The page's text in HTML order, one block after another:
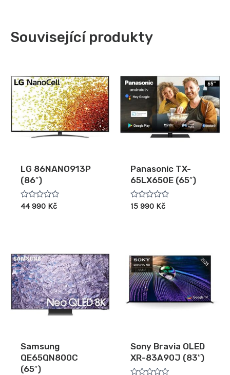
Související produkty
LG 86NANO913P
(86″)
Hodnocení
44 990 Kč
Panasonic TX-
65LX650E (65″)
Hodnocení
15 990 Kč
Samsung
QE65QN800C
(65″)
Sony Bravia OLED
XR-83A90J (83″)